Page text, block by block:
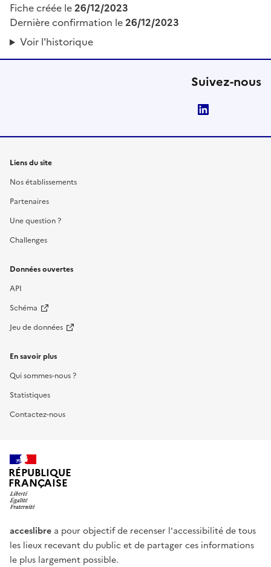
Fiche créée le26/12/2023
Dernière confirmation le26/12/2023
Voir l'historique
Suivez-nous
Liens du site
Nos établissements
Partenaires
Une question ?
Challenges
Données ouvertes
API
Schéma
Jeu de données
En savoir plus
Qui sommes-nous ?
Statistiques
Contactez-nous
RÉPUBLIQUE
FRANÇAISE
acceslibre a pour objectif de recenser l'accessibilité de tous
les lieux recevant du public et de partager ces informations
le plus largement possible.